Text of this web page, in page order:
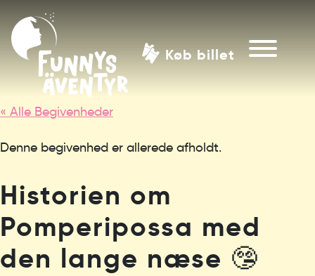
Køb billet
« Alle Begivenheder
Denne begivenhed er allerede afholdt.
Historien om
Pomperipossa med
den lange næse 🤥